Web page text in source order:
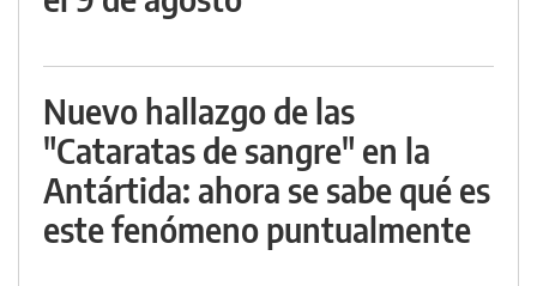
Nuevo hallazgo de las
"Cataratas de sangre" en la
Antártida: ahora se sabe qué es
este fenómeno puntualmente